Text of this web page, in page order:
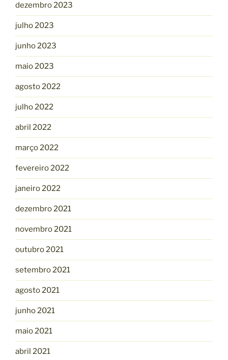
dezembro 2023
julho 2023
junho 2023
maio 2023
agosto 2022
julho 2022
abril 2022
março 2022
fevereiro 2022
janeiro 2022
dezembro 2021
novembro 2021
outubro 2021
setembro 2021
agosto 2021
junho 2021
maio 2021
abril 2021